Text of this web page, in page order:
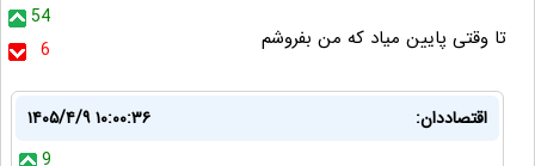
54
6
تا وقتی پایین میاد که من بفروشم
اقتصاددان:
۱۴۰۵/۴/۹ ۱۰:۰۰:۳۶
9